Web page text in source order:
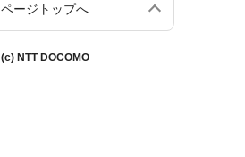
ページトップへ
(c) NTT DOCOMO